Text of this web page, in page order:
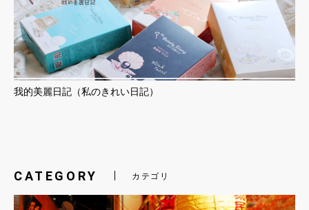
我的美麗日記（私のきれい日記）
CATEGORY カテゴリ